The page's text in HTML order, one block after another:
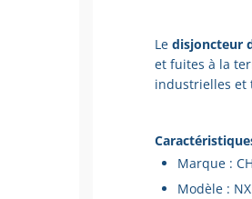
Ledisjoncteur
et fuites à la
industrielles et
Marque :
Modèle :